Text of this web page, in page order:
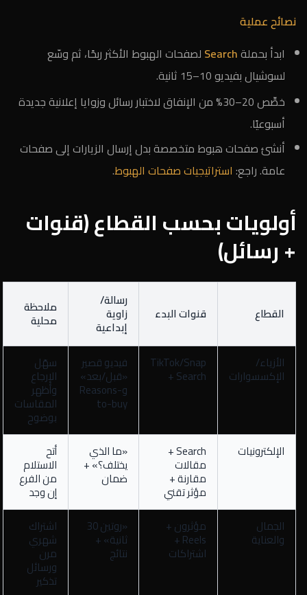
نصائح عملية
ابدأ بحملةSearch لصفحات الهبوط الأكثر ربحًا، ثم وسّع
لسوشيال بفيديو 10–15 ثانية.
خصِّص 20–30% من الإنفاق لاختبار رسائل وزوايا إعلانية جديدة
أسبوعيًا.
أنشئ صفحات هبوط متخصصة بدل إرسال الزيارات إلى صفحات
عامة. راجع: استراتيجيات صفحات الهبوط.
أولويات بحسب القطاع (قنوات
+ رسائل)
القطاع قنوات البدء
رسالة/
زاوية
إبداعية
ملاحظة
محلية
الأزياء/
الإكسسوارات
TikTok/Snap
+ Search
فيديو قصير
«قبل/بعد»
وReasons-
to-buy
سهّل
الإرجاع
وأظهر
المقاسات
بوضوح
الإلكترونيات
Search +
مقالات
مقارنة +
مؤثر تقني
«ما الذي
يختلف؟» +
ضمان
أتح
الاستلام
من الفرع
إن وجد
الجمال
والعناية
مؤثرون +
Reels +
اشتراكات
«روتين 30
ثانية» +
نتائج
اشتراك
شهري
مرن
ورسائل
تذكير